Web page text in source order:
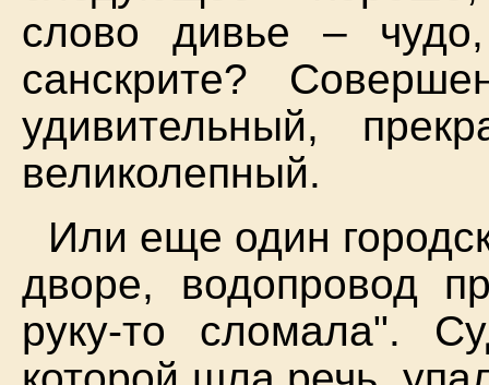
слово дивье –
санскрите?
удивительный,
великолепный.
Или еще один
дворе, водопровод
руку-то сломала".